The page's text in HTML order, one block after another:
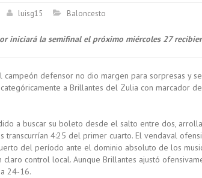
luisg15 Baloncesto
iniciará la semifinal el próximo miércoles 27
campeón defensor no dio margen para sorpresas y
a Brillantes del Zulia con marcador
a buscar su boleto desde el salto entre dos,
transcurrían 4:25 del primer cuarto. El vendaval
del período ante el dominio absoluto de los
claro control local. Aunque Brillantes ajustó
24-16.